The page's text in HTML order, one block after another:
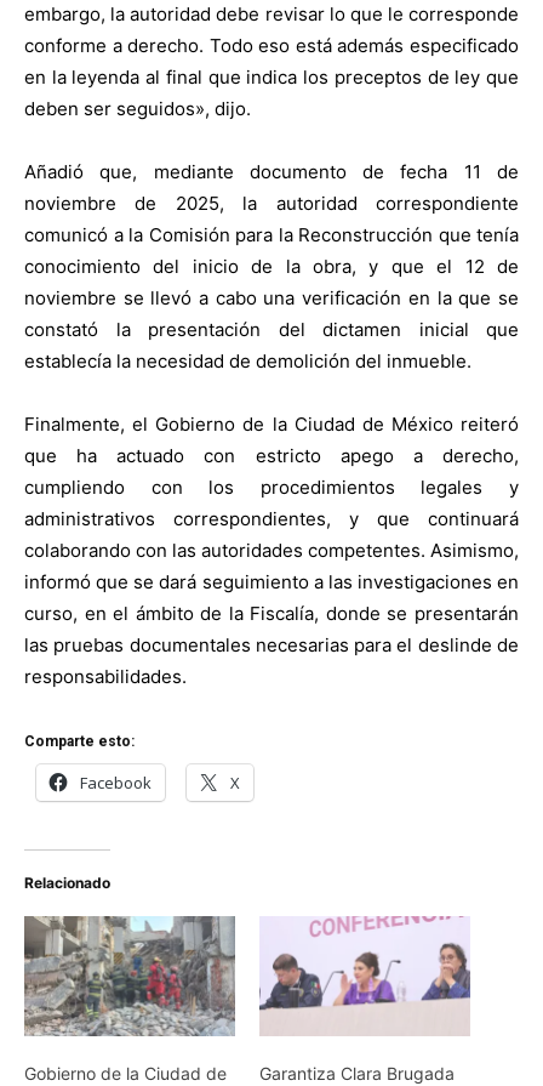
embargo, la autoridad debe revisar lo que le corresponde
conforme a derecho. Todo eso está además especificado
en la leyenda al final que indica los preceptos de ley que
deben ser seguidos», dijo.
Añadió que, mediante documento de fecha 11 de
noviembre de 2025, la autoridad correspondiente
comunicó a la Comisión para la Reconstrucción que tenía
conocimiento del inicio de la obra, y que el 12 de
noviembre se llevó a cabo una verificación en la que se
constató la presentación del dictamen inicial que
establecía la necesidad de demolición del inmueble.
Finalmente, el Gobierno de la Ciudad de México reiteró
que ha actuado con estricto apego a derecho,
cumpliendo con los procedimientos legales y
administrativos correspondientes, y que continuará
colaborando con las autoridades competentes. Asimismo,
informó que se dará seguimiento a las investigaciones en
curso, en el ámbito de la Fiscalía, donde se presentarán
las pruebas documentales necesarias para el deslinde de
responsabilidades.
Comparte esto:
Facebook X
Relacionado
Gobierno de la Ciudad de
Garantiza Clara Brugada